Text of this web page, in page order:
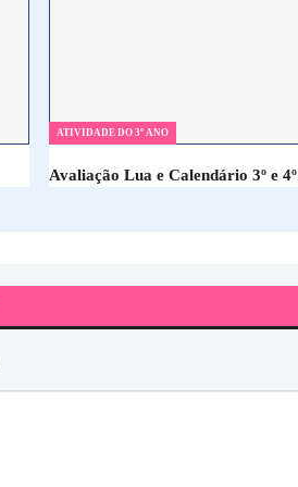
ATIVIDADE DO 3º ANO
Avaliação Lua e Calendário 3º e